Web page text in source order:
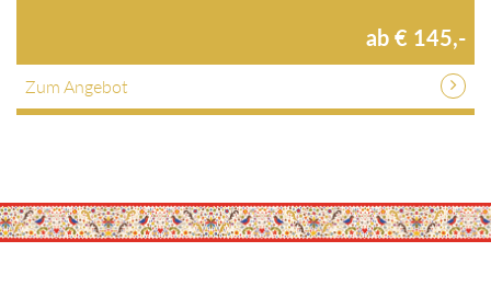
ab € 145,-
Zum Angebot